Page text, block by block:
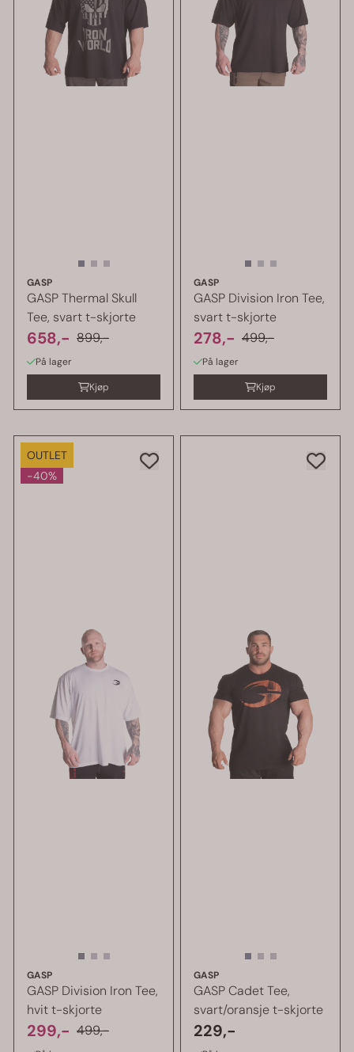
GASP
GASP Thermal Skull
Tee, svart t-skjorte
658,- 899,-
På lager
Kjøp
GASP
GASP Division Iron Tee,
svart t-skjorte
278,- 499,-
På lager
Kjøp
OUTLET
-40%
GASP
GASP Division Iron Tee,
hvit t-skjorte
299,- 499,-
GASP
GASP Cadet Tee,
svart/oransje t-skjorte
229,-